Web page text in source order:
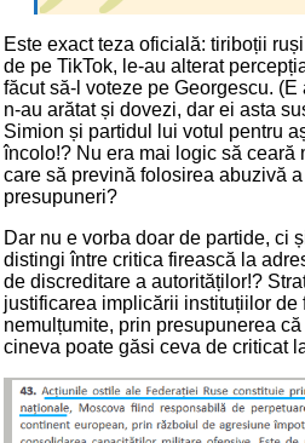
Este exact teza oficială: tiriboții
de pe TikTok, le-au alterat
făcut să-l voteze pe Georgescu.
n-au arătat și dovezi, dar ei asta
Simion și partidul lui votul pentru
încolo!? Nu era mai logic să ceară
care să prevină folosirea abuzivă
presupuneri?
Dar nu e vorba doar de partide, ci
distingi între critica firească la
de discreditare a autorităților!?
justificarea implicării instituțiilor de
nemulțumite, prin presupunerea
cineva poate găsi ceva de criticat